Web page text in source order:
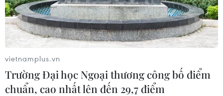
vietnamplus.vn
Trường Đại học Ngoại thương công bố điểm
chuẩn, cao nhất lên đến 29,7 điểm